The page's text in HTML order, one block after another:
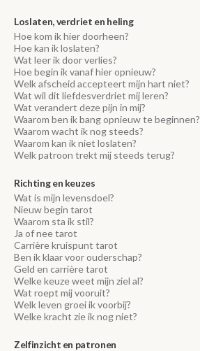
Loslaten, verdriet en heling
Hoe kom ik hier doorheen?
Hoe kan ik loslaten?
Wat leer ik door verlies?
Hoe begin ik vanaf hier opnieuw?
Welk afscheid accepteert mijn hart niet?
Wat wil dit liefdesverdriet mij leren?
Wat verandert deze pijn in mij?
Waarom ben ik bang opnieuw te beginnen?
Waarom wacht ik nog steeds?
Waarom kan ik niet loslaten?
Welk patroon trekt mij steeds terug?
Richting en keuzes
Wat is mijn levensdoel?
Nieuw begin tarot
Waarom sta ik stil?
Ja of nee tarot
Carrière kruispunt tarot
Ben ik klaar voor ouderschap?
Geld en carrière tarot
Welke keuze weet mijn ziel al?
Wat roept mij vooruit?
Welk leven groei ik voorbij?
Welke kracht zie ik nog niet?
Zelfinzicht en patronen